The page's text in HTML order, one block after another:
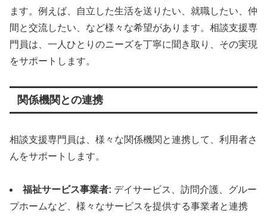
ます。例えば、自立した生活を送りたい、就職したい、仲
間と交流したい、など様々な希望があります。相談支援専
門員は、一人ひとりのニーズを丁寧に聞き取り、その実現
をサポートします。
関係機関との連携
相談支援専門員は、様々な関係機関と連携して、利用者さ
んをサポートします。
福祉サービス事業者: デイサービス、訪問介護、グルー
プホームなど、様々なサービスを提供する事業者と連携